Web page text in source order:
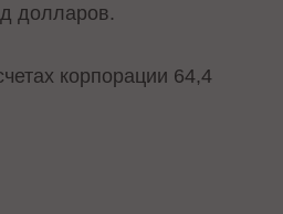
долларов.
корпорации 64,4